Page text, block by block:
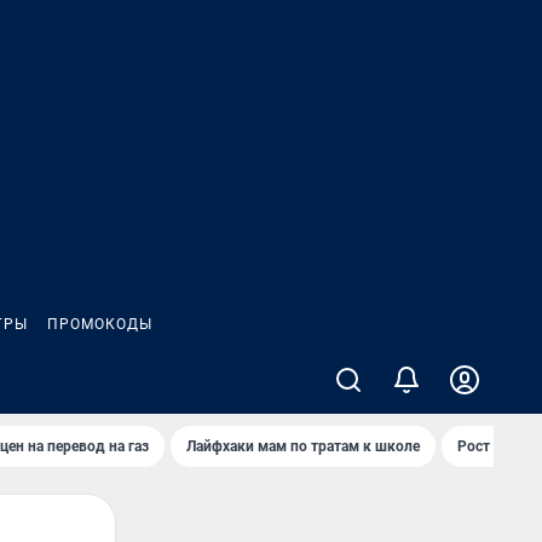
ПРОМОКОДЫ
на перевод на газ Лайфхаки мам по тратам к школе Рост цен на